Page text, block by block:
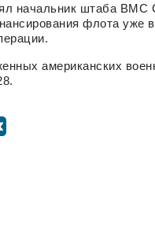
начальник штаба
флота уже
американских